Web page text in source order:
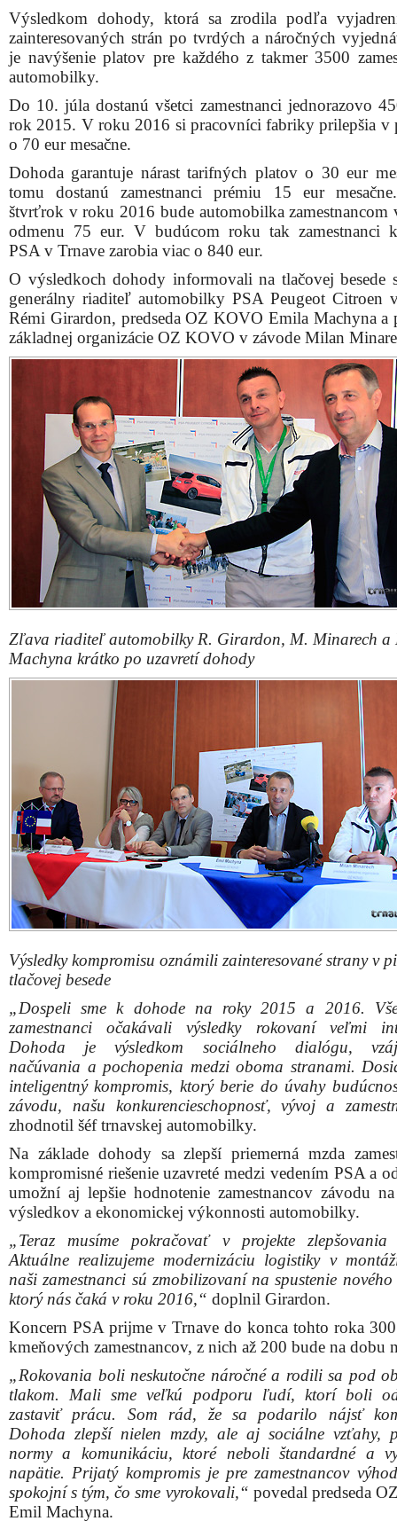
Výsledkom dohody, ktorá sa zrodila podľa
zainteresovaných strán po tvrdých a náročných
je navýšenie platov pre každého z takmer 3500
automobilky.
Do 10. júla dostanú všetci zamestnanci jednorazovo
rok 2015. V roku 2016 si pracovníci fabriky prilepšia v
o 70 eur mesačne.
Dohoda garantuje nárast tarifných platov o 30 eur
tomu dostanú zamestnanci prémiu 15 eur
štvrťrok v roku 2016 bude automobilka zamestnancom
odmenu 75 eur. V budúcom roku tak zamestnanci
PSA v Trnave zarobia viac o 840 eur.
O výsledkoch dohody informovali na tlačovej besede
generálny riaditeľ automobilky PSA Peugeot Citroen
Rémi Girardon, predseda OZ KOVO Emila Machyna a
základnej organizácie OZ KOVO v závode Milan
Zľava riaditeľ automobilky R. Girardon, M. Minarech a
Machyna krátko po uzavretí dohody
Výsledky kompromisu oznámili zainteresované strany v
tlačovej besede
„Dospeli sme k dohode na roky 2015 a 2016.
zamestnanci očakávali výsledky rokovaní veľmi
Dohoda je výsledkom sociálneho dialógu,
načúvania a pochopenia medzi oboma stranami.
inteligentný kompromis, ktorý berie do úvahy
závodu, našu konkurencieschopnosť, vývoj a
zhodnotil šéf trnavskej automobilky.
Na základe dohody sa zlepší priemerná mzda
kompromisné riešenie uzavreté medzi vedením PSA a
umožní aj lepšie hodnotenie zamestnancov závodu
výsledkov a ekonomickej výkonnosti automobilky.
„Teraz musíme pokračovať v projekte zlepšovania
Aktuálne realizujeme modernizáciu logistiky v
naši zamestnanci sú zmobilizovaní na spustenie
ktorý nás čaká v roku 2016,“ doplnil Girardon.
Koncern PSA prijme v Trnave do konca tohto roka
kmeňových zamestnancov, z nich až 200 bude na dobu
„Rokovania boli neskutočne náročné a rodili sa pod
tlakom. Mali sme veľkú podporu ľudí, ktorí boli
zastaviť prácu. Som rád, že sa podarilo nájsť
Dohoda zlepší nielen mzdy, ale aj sociálne vzťahy,
normy a komunikáciu, ktoré neboli štandardné a
napätie. Prijatý kompromis je pre zamestnancov
spokojní s tým, čo sme vyrokovali,“ povedal predseda
Emil Machyna.